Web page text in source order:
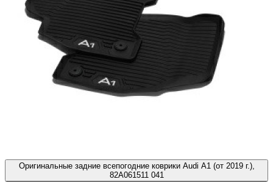
Оригинальные задние всепогодние коврики Audi A1 (от 2019 г.),
82A061511 041